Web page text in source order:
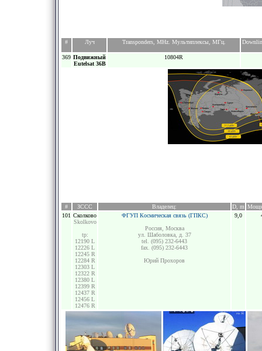
# Луч Transponders, MHz. Мультиплексы, МГц.
369 Подвижный
Eutelsat 36B
10804R
# ЗССС Владелец: D, m
101 Сколково
Skolkovo
tp:
12190 L
12226 L
12245 R
12284 R
12303 L
12322 R
12380 L
12399 R
12437 R
12456 L
12476 R
ФГУП Космическая связь (ГПКС)
Россия, Москва
ул. Шаболовка, д. 37
tel. (095) 232-6443
fax. (095) 232-6443
Юрий Прохоров
9,0